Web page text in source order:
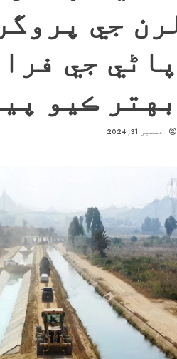
جي
جي
ڪيو
دسمبر 31, 2024